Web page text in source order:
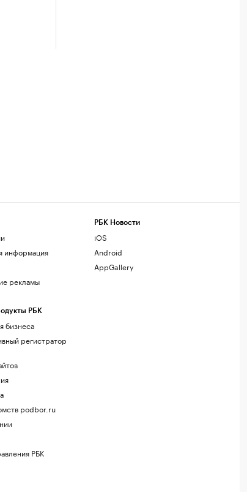
информация
рекламы
РБК
бизнеса
регистратор
podbor.ru
РБК
РБК Новости
iOS
Android
AppGallery